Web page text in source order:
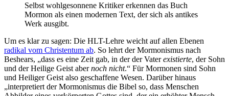
Selbst wohlgesonnene Kritiker erkennen das Buch
Mormon als einen modernen Text, der sich als antikes
Werk ausgibt.
Um es klar zu sagen: Die HLT-Lehre weicht auf allen Ebenen
radikal vom Christentum ab. So lehrt der Mormonismus nach
Beshears, „dass es eine Zeit gab, in der der Vaterexistierte, der Sohn
und der Heilige Geist abernoch nicht.“ Für Mormonen sind Sohn
und Heiliger Geist also geschaffene Wesen. Darüber hinaus
„interpretiert der Mormonismus die Bibel so, dass Menschen